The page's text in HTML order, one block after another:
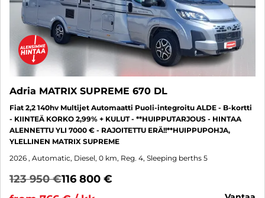
Adria MATRIX SUPREME 670 DL
Fiat 2,2 140hv Multijet Automaatti Puoli-integroitu ALDE - B-kortti
- KIINTEÄ KORKO 2,99% + KULUT - **HUIPPUTARJOUS - HINTAA
ALENNETTU YLI 7000 € - RAJOITETTU ERÄ!!**HUIPPUPOHJA,
YLELLINEN MATRIX SUPREME
2026 , Automatic, Diesel, 0 km, Reg. 4, Sleeping berths 5
123 950 €116 800 €